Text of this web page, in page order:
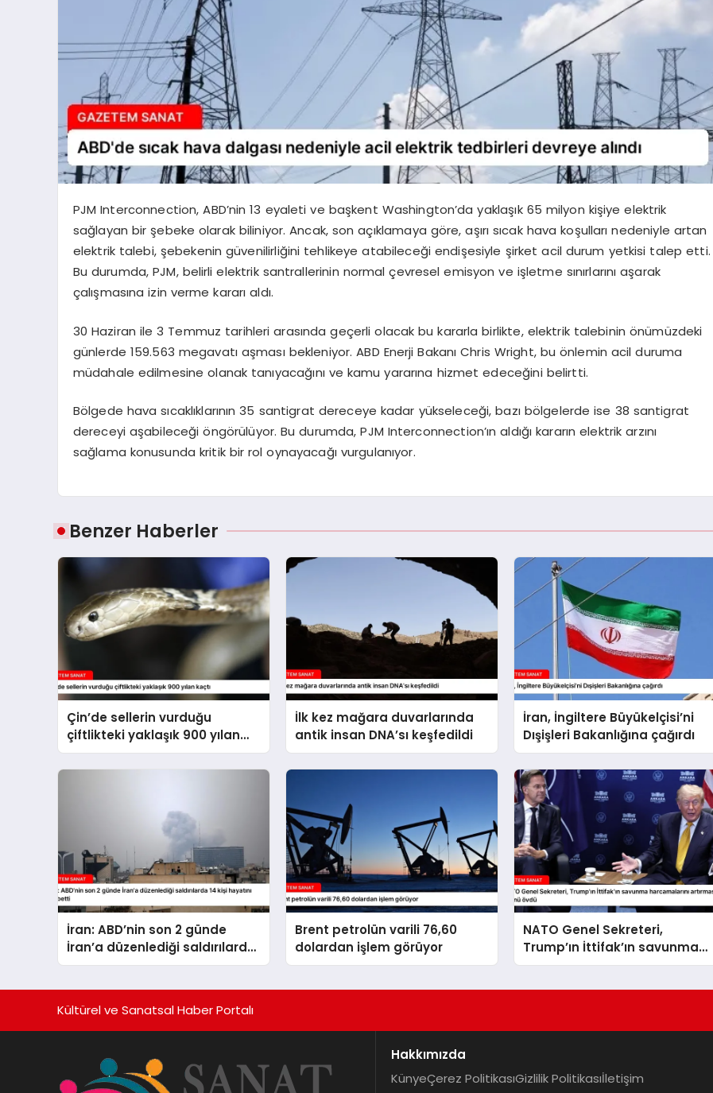
PJM Interconnection, ABD’nin 13 eyaleti ve başkent Washington’da yaklaşık 65 milyon kişiye elektrik
sağlayan bir şebeke olarak biliniyor. Ancak, son açıklamaya göre, aşırı sıcak hava koşulları nedeniyle artan
elektrik talebi, şebekenin güvenilirliğini tehlikeye atabileceği endişesiyle şirket acil durum yetkisi talep etti.
Bu durumda, PJM, belirli elektrik santrallerinin normal çevresel emisyon ve işletme sınırlarını aşarak
çalışmasına izin verme kararı aldı.
30 Haziran ile 3 Temmuz tarihleri arasında geçerli olacak bu kararla birlikte, elektrik talebinin önümüzdeki
günlerde 159.563 megavatı aşması bekleniyor. ABD Enerji Bakanı Chris Wright, bu önlemin acil duruma
müdahale edilmesine olanak tanıyacağını ve kamu yararına hizmet edeceğini belirtti.
Bölgede hava sıcaklıklarının 35 santigrat dereceye kadar yükseleceği, bazı bölgelerde ise 38 santigrat
dereceyi aşabileceği öngörülüyor. Bu durumda, PJM Interconnection’ın aldığı kararın elektrik arzını
sağlama konusunda kritik bir rol oynayacağı vurgulanıyor.
Benzer Haberler
Çin’de sellerin vurduğu
çiftlikteki yaklaşık 900 yılan
kaçtı
İlk kez mağara duvarlarında
antik insan DNA’sı keşfedildi
İran, İngiltere Büyükelçisi’ni
Dışişleri Bakanlığına çağırdı
İran: ABD’nin son 2 günde
İran’a düzenlediği saldırılarda
14 kişi hayatını kaybetti
Brent petrolün varili 76,60
dolardan işlem görüyor
NATO Genel Sekreteri,
Trump’ın İttifak’ın savunma
harcamalarını artırmasındaki
Kültürel ve Sanatsal Haber Portalı
Hakkımızda
KünyeÇerez PolitikasıGizlilik Politikasıİletişim